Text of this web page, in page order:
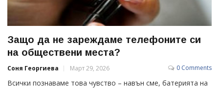
Защо да не зареждаме телефоните си
на обществени места?
Соня Георгиева Март 29, 2026 0 Comments
Всички познаваме това чувство – навън сме, батерията на